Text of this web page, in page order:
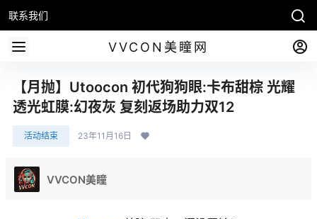
联系我们
VVCON美瞳网
【月抛】Utoocon 初代狗狗眼:卡布甜棕 光耀
透光虹膜:幻夜灰 复刻返场助力双12
活动结束 23年11月16日
VVCON美瞳